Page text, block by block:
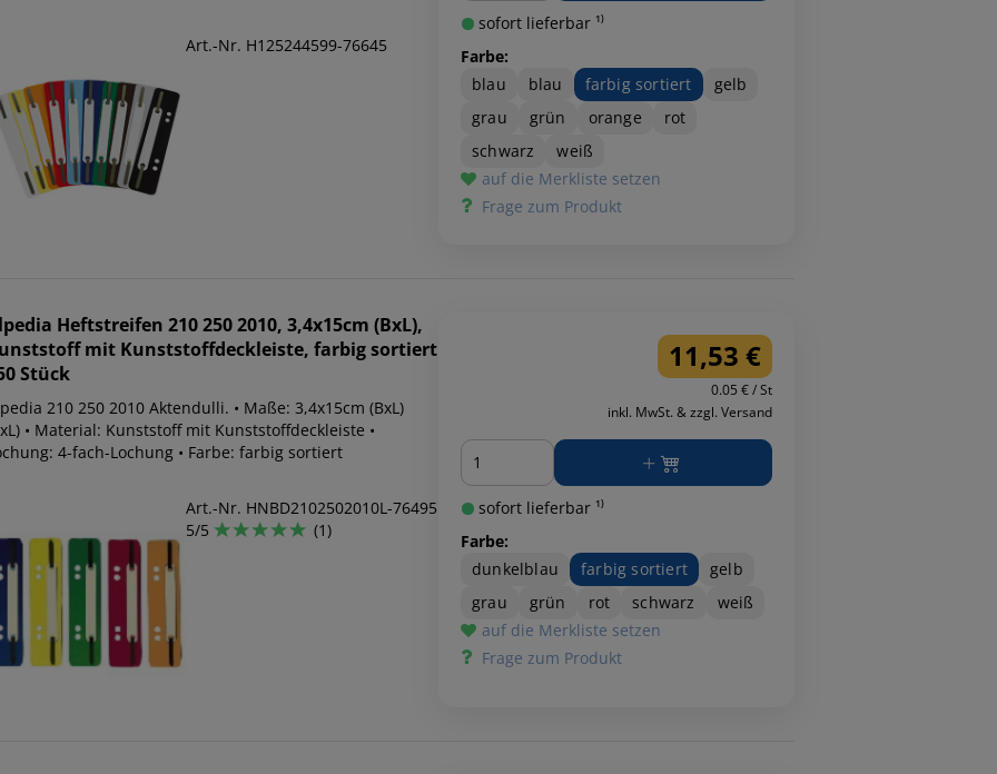
Art.-Nr. H125244599-76645
sofort lieferbar ¹⁾
Farbe:
blau
blau farbig sortiert
gelb
grau
grün orange
rot
schwarz
weiß
auf die Merkliste setzen
Frage zum Produkt
Heftstreifen 210 250 2010, 3,4x15cm (BxL),
mit Kunststoffdeckleiste, farbig sortiert
Stück
210 250 2010 Aktendulli. • Maße: 3,4x15cm (BxL)
• Material: Kunststoff mit Kunststoffdeckleiste •
4-fach-Lochung • Farbe: farbig sortiert
Art.-Nr. HNBD2102502010L-76495
5/5
(1)
11,53 €
0.05 € / St
inkl. MwSt. & zzgl. Versand
Menge
sofort lieferbar ¹⁾
Farbe:
dunkelblau
farbig sortiert
gelb
grau
grün rot schwarz
weiß
auf die Merkliste setzen
Frage zum Produkt